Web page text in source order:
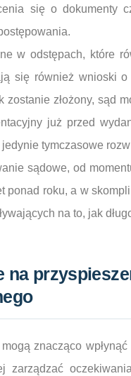
się o dokumenty
w odstępach, które
się również wnioski
zostanie złożony, sąd
już przed
tymczasowe
sądowe, od
ponad roku, a w
na to, jak
na
znacząco
zarządzać